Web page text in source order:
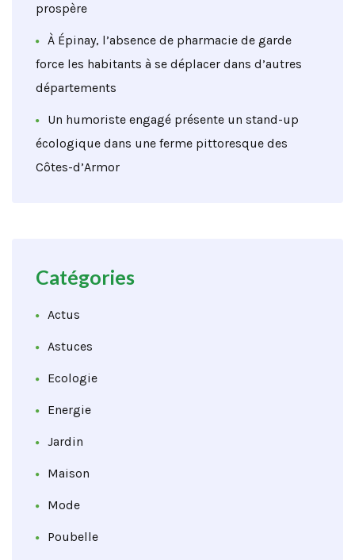
prospère
À Épinay, l’absence de pharmacie de garde
force les habitants à se déplacer dans d’autres
départements
Un humoriste engagé présente un stand-up
écologique dans une ferme pittoresque des
Côtes-d’Armor
Catégories
Actus
Astuces
Ecologie
Energie
Jardin
Maison
Mode
Poubelle